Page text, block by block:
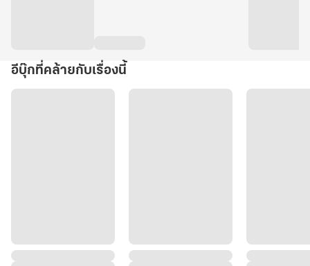
อีบุ๊กที่คล้ายกับเรื่องนี้